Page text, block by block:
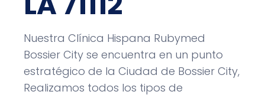
Nuestra Clínica Hispana Rubymed
Bossier City se encuentra en un punto
estratégico de la Ciudad de Bossier City,
Realizamos todos los tipos de